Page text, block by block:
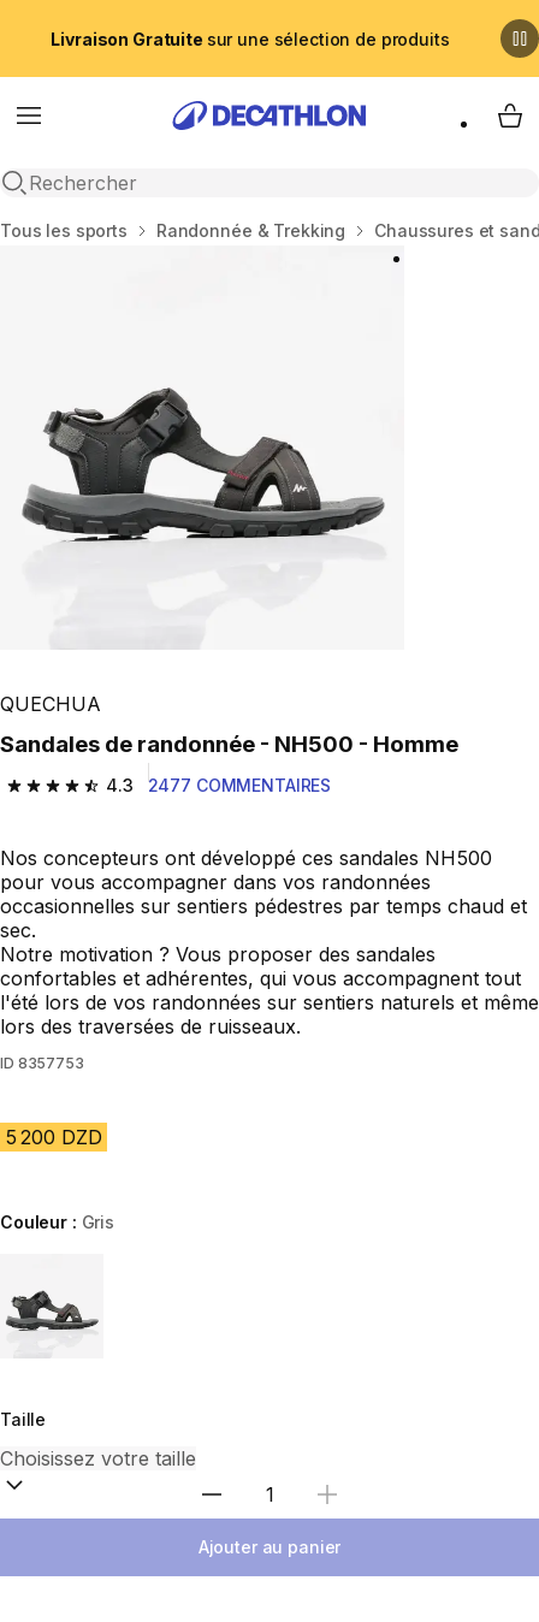
Livraison Gratuite sur une sélection de produits
Menu
Recherche ouverte
My
Accueil
Tous les sports Randonnée & Trekking Chaussures et
QUECHUA
Sandales de randonnée - NH500 - Homme
4.3
4.3 out of 5 stars from 2477 reviews
2477 COMMENTAIRES
Nos concepteurs ont développé ces sandales NH500
pour vous accompagner dans vos randonnées
occasionnelles sur sentiers pédestres par temps chaud et
sec.
Notre motivation ? Vous proposer des sandales
confortables et adhérentes, qui vous accompagnent tout
l'été lors de vos randonnées sur sentiers naturels et même
lors des traversées de ruisseaux.
ID 8357753
5 200 DZD
Couleur : Gris
Taille
Sélectionnez la quantité
Ajouter au panier